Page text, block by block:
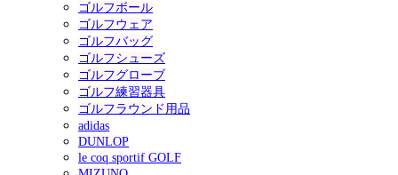
ゴルフボール
ゴルフウェア
ゴルフバッグ
ゴルフシューズ
ゴルフグローブ
ゴルフ練習器具
ゴルフラウンド用品
adidas
DUNLOP
le coq sportif GOLF